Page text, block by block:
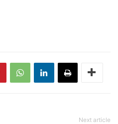
Next article